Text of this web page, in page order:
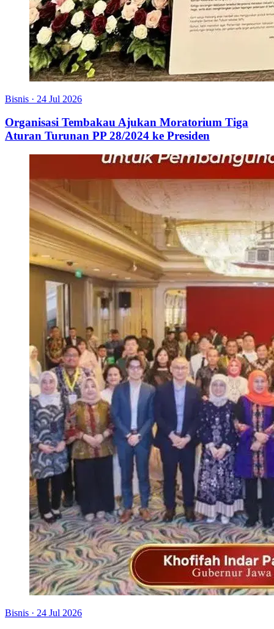
Bisnis · 24 Jul 2026
Organisasi Tembakau Ajukan Moratorium Tiga
Aturan Turunan PP 28/2024 ke Presiden
Bisnis · 24 Jul 2026